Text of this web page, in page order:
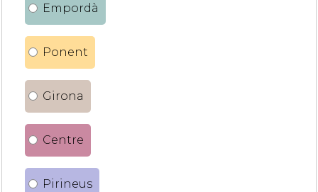
Empordà
Ponent
Girona
Centre
Pirineus